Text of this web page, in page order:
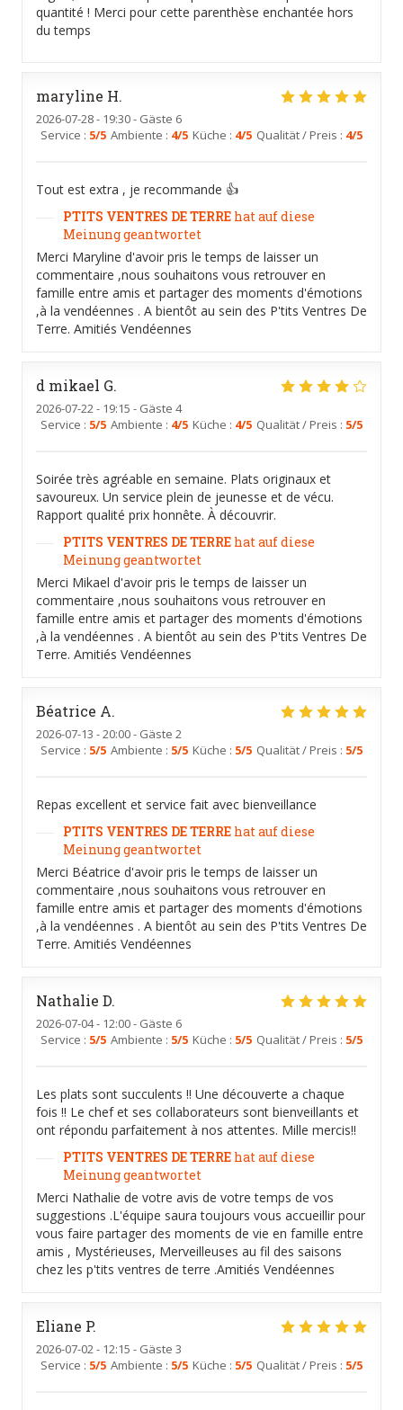
quantité ! Merci pour cette parenthèse enchantée hors
du temps
maryline H
2026-07-28- 19:30 - Gäste 6
Service : 5/5 Ambiente : 4/5 Küche : 4/5 Qualität / Preis : 4/5
Tout est extra , je recommande 👍
PTITS VENTRES DE TERRE hat auf diese
Meinung geantwortet
Merci Maryline d'avoir pris le temps de laisser un
commentaire ,nous souhaitons vous retrouver en
famille entre amis et partager des moments d'émotions
,à la vendéennes . A bientôt au sein des P'tits Ventres De
Terre. Amitiés Vendéennes
d mikael G
2026-07-22- 19:15 - Gäste 4
Service : 5/5 Ambiente : 4/5 Küche : 4/5 Qualität / Preis : 5/5
Soirée très agréable en semaine. Plats originaux et
savoureux. Un service plein de jeunesse et de vécu.
Rapport qualité prix honnête. À découvrir.
PTITS VENTRES DE TERRE hat auf diese
Meinung geantwortet
Merci Mikael d'avoir pris le temps de laisser un
commentaire ,nous souhaitons vous retrouver en
famille entre amis et partager des moments d'émotions
,à la vendéennes . A bientôt au sein des P'tits Ventres De
Terre. Amitiés Vendéennes
Béatrice A
2026-07-13 - 20:00 - Gäste 2
Service : 5/5 Ambiente : 5/5 Küche : 5/5 Qualität / Preis : 5/5
Repas excellent et service fait avec bienveillance
PTITS VENTRES DE TERRE hat auf diese
Meinung geantwortet
Merci Béatrice d'avoir pris le temps de laisser un
commentaire ,nous souhaitons vous retrouver en
famille entre amis et partager des moments d'émotions
,à la vendéennes . A bientôt au sein des P'tits Ventres De
Terre. Amitiés Vendéennes
Nathalie D
2026-07-04- 12:00 - Gäste 6
Service : 5/5 Ambiente : 5/5 Küche : 5/5 Qualität / Preis : 5/5
Les plats sont succulents !! Une découverte a chaque
fois !! Le chef et ses collaborateurs sont bienveillants et
ont répondu parfaitement à nos attentes. Mille mercis!!
PTITS VENTRES DE TERRE hat auf diese
Meinung geantwortet
Merci Nathalie de votre avis de votre temps de vos
suggestions .L'équipe saura toujours vous accueillir pour
vous faire partager des moments de vie en famille entre
amis , Mystérieuses, Merveilleuses au fil des saisons
chez les p'tits ventres de terre .Amitiés Vendéennes
Eliane P
2026-07-02- 12:15 - Gäste 3
Service : 5/5 Ambiente : 5/5 Küche : 5/5 Qualität / Preis : 5/5